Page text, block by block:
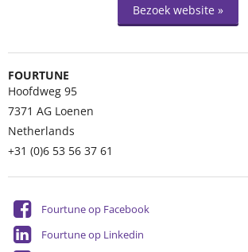
Bezoek website »
FOURTUNE
Hoofdweg 95
7371 AG Loenen
Netherlands
+31 (0)6 53 56 37 61
Fourtune op Facebook
Fourtune op Linkedin